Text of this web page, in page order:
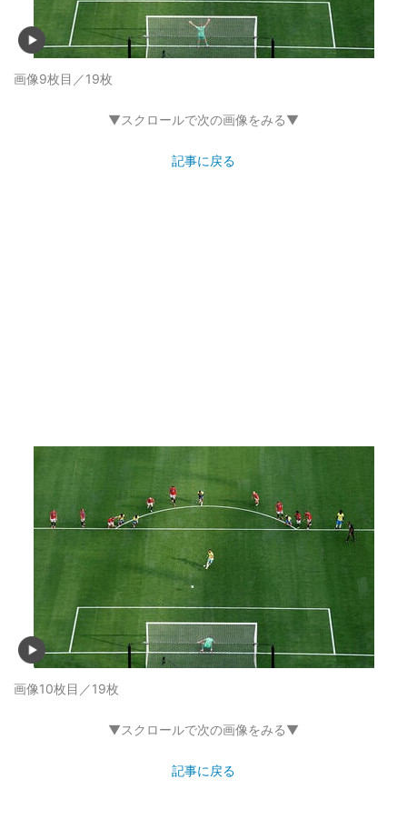
画像9枚目／19枚
▼スクロールで次の画像をみる▼
記事に戻る
画像10枚目／19枚
▼スクロールで次の画像をみる▼
記事に戻る